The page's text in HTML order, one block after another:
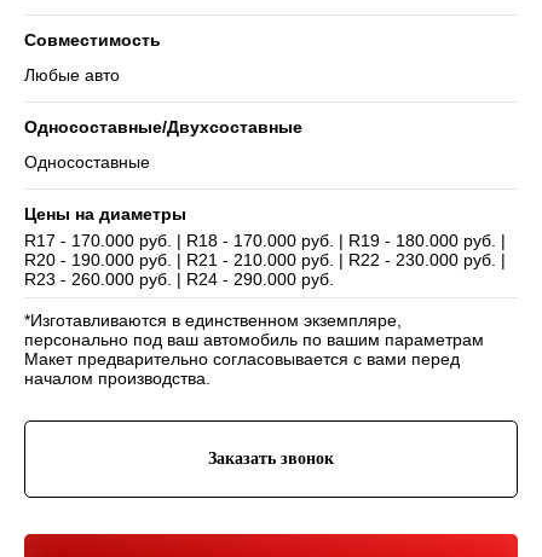
Совместимость
Любые авто
Односоставные/Двухсоставные
Односоставные
Цены на диаметры
R17 - 170.000 руб. | R18 - 170.000 руб. | R19 - 180.000 руб. |
R20 - 190.000 руб. | R21 - 210.000 руб. | R22 - 230.000 руб. |
R23 - 260.000 руб. | R24 - 290.000 руб.
*Изготавливаются в единственном экземпляре,
персонально под ваш автомобиль по вашим параметрам
Макет предварительно согласовывается с вами перед
началом производства.
Заказать звонок
WHEELS CLUB - БОЛЬШЕ,
Политика обработки
персональных данных
Навигация
Ежедневно 10:00-21:00
Каталог
Партнерам
Контакты
Youtube
Telegram
Нельзяграм